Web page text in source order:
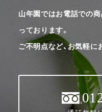
山年園ではお電話での
っております。
ご不明点など、お気軽に